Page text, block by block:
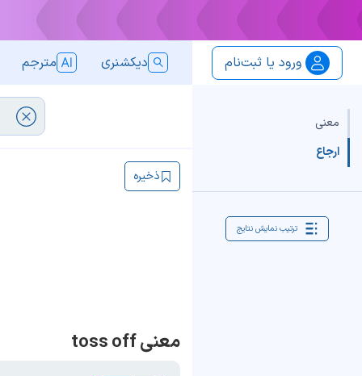
ورود یا ثبت‌نام دیکشنری مترجم
معنی
ارجاع
ترتیب نمایش نتایج
ذخیره
معنی toss off